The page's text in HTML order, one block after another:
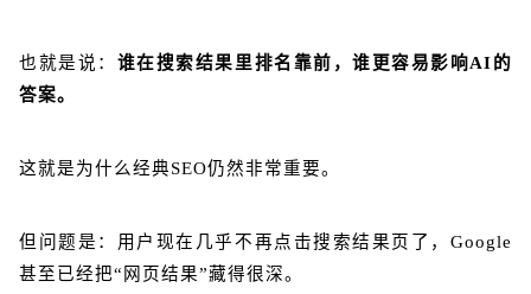
也就是说： 谁在搜索结果里排名靠前，谁更容易影响AI的
答案。
这就是为什么经典SEO仍然非常重要。
但问题是：用户现在几乎不再点击搜索结果页了，Google
甚至已经把“网页结果”藏得很深。